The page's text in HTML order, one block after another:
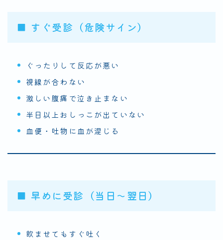
■ すぐ受診（危険サイン）
ぐったりして反応が悪い
視線が合わない
激しい腹痛で泣き止まない
半日以上おしっこが出ていない
血便・吐物に血が混じる
■ 早めに受診（当日〜翌日）
飲ませてもすぐ吐く